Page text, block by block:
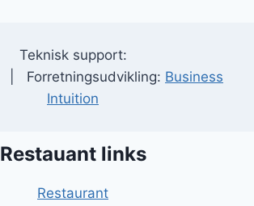
Teknisk support:
| Forretningsudvikling: Business
Intuition
Restauant links
Restaurant